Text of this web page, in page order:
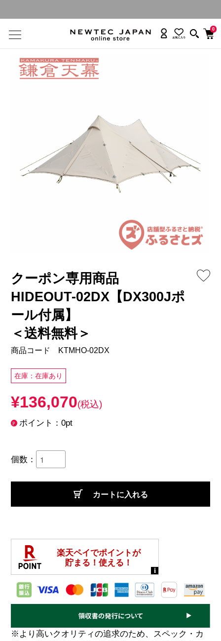
0
クーポン専用商品
HIDEOUT-02DX【DX300Jポ
ール付属】
＜送料無料＞
商品コード KTMHO-02DX
在庫：在庫あり
¥136,070(税込)
ポイント：0pt
個数：
カートに入れる
※より高いクオリティの追求のため、スペック・カ